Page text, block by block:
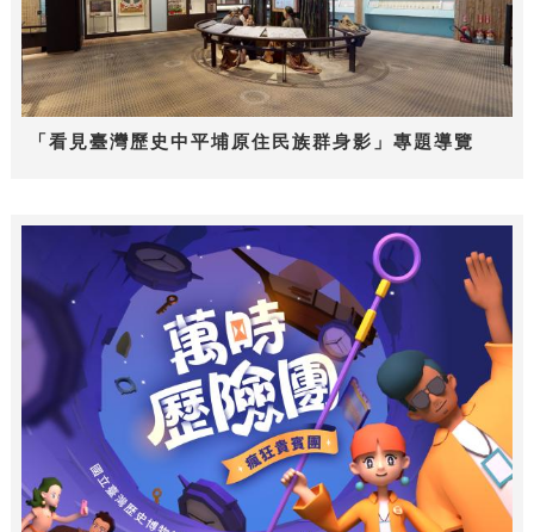
「看見臺灣歷史中平埔原住民族群身影」專題導覽